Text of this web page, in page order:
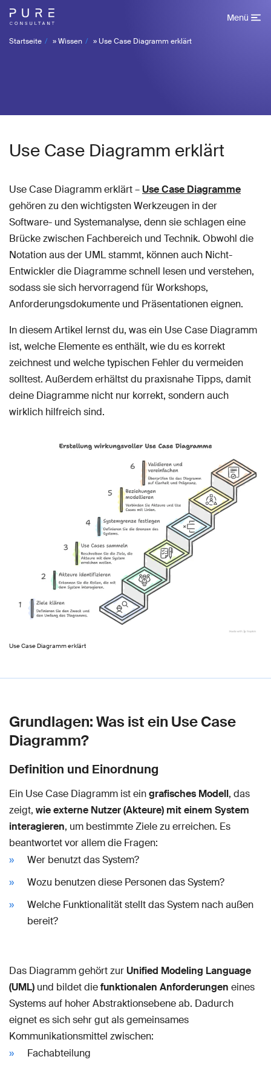
Menü
Startseite »Wissen » Use Case Diagramm erklärt
Use Case Diagramm erklärt
Use Case Diagramm erklärt –Use Case Diagramme
gehören zu den wichtigsten Werkzeugen in der
Software- und Systemanalyse, denn sie schlagen eine
Brücke zwischen Fachbereich und Technik. Obwohl die
Notation aus der UML stammt, können auch Nicht-
Entwickler die Diagramme schnell lesen und verstehen,
sodass sie sich hervorragend für Workshops,
Anforderungsdokumente und Präsentationen eignen.
In diesem Artikel lernst du, was ein Use Case Diagramm
ist, welche Elemente es enthält, wie du es korrekt
zeichnest und welche typischen Fehler du vermeiden
solltest. Außerdem erhältst du praxisnahe Tipps, damit
deine Diagramme nicht nur korrekt, sondern auch
wirklich hilfreich sind.
Use Case Diagramm erklärt
Grundlagen: Was ist ein Use Case
Diagramm?
Definition und Einordnung
Ein Use Case Diagramm ist eingrafisches Modell, das
zeigt, wie externe Nutzer (Akteure) mit einem System
interagieren, um bestimmte Ziele zu erreichen. Es
beantwortet vor allem die Fragen:
Wer benutzt das System?
Wozu benutzen diese Personen das System?
Welche Funktionalität stellt das System nach außen
bereit?
Das Diagramm gehört zurUnified Modeling Language
(UML) und bildet diefunktionalen Anforderungen eines
Systems auf hoher Abstraktionsebene ab. Dadurch
eignet es sich sehr gut als gemeinsames
Kommunikationsmittel zwischen:
Fachabteilung